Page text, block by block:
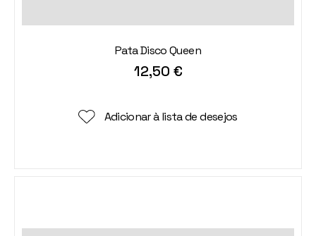
Pata Disco Queen
12,50 €
Adicionar à lista de desejos